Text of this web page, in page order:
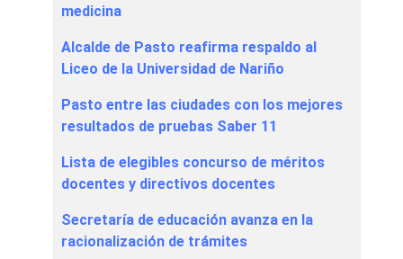
medicina
Alcalde de Pasto reafirma respaldo al
Liceo de la Universidad de Nariño
Pasto entre las ciudades con los mejores
resultados de pruebas Saber 11
Lista de elegibles concurso de méritos
docentes y directivos docentes
Secretaría de educación avanza en la
racionalización de trámites